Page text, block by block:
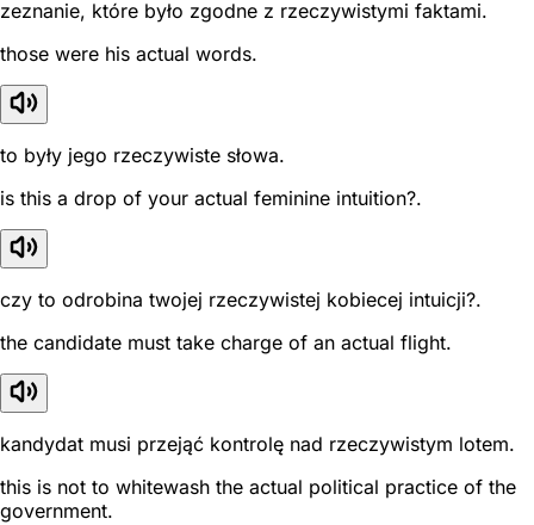
zeznanie, które było zgodne z rzeczywistymi faktami.
those were his actual words.
to były jego rzeczywiste słowa.
is this a drop of your actual feminine intuition?.
czy to odrobina twojej rzeczywistej kobiecej intuicji?.
the candidate must take charge of an actual flight.
kandydat musi przejąć kontrolę nad rzeczywistym lotem.
this is not to whitewash the actual political practice of the
government.